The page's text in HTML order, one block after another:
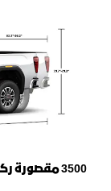
3500 مقصورة ركاب